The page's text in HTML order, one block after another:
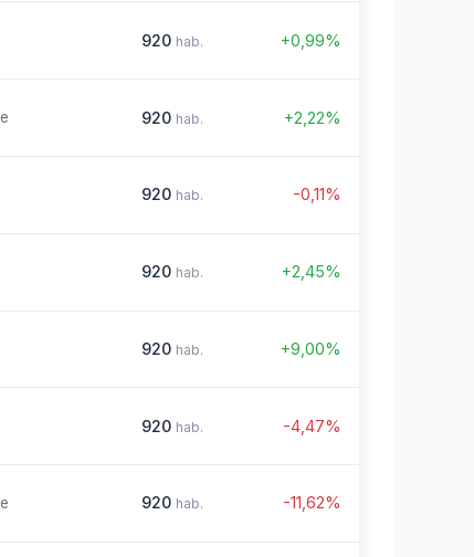
920 hab. +0,99%
920 hab. +2,22%
920 hab. -0,11%
920 hab. +2,45%
920 hab. +9,00%
920 hab. -4,47%
920 hab. -11,62%